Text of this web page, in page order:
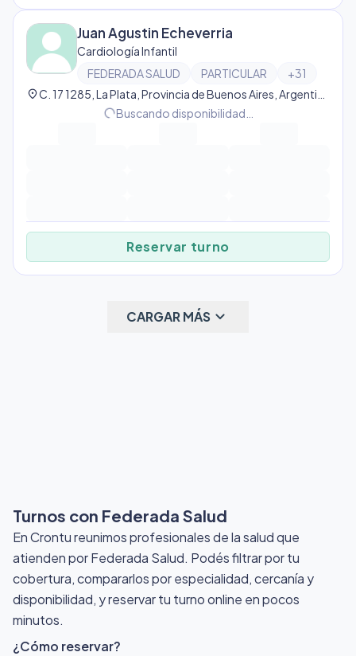
Juan Agustin Echeverria
Cardiología Infantil
FEDERADA SALUD
PARTICULAR +31
location_on
progress_activityBuscando disponibilidad…
Reservar turno
CARGAR MÁS keyboard_arrow_down
Turnos con Federada Salud
En Crontu reunimos profesionales de la salud que
atienden por Federada Salud. Podés filtrar por tu
cobertura, compararlos por especialidad, cercanía y
disponibilidad, y reservar tu turno online en pocos
minutos.
¿Cómo reservar?